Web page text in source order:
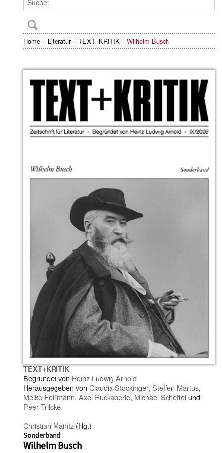
Home Literatur TEXT+KRITIK Wilhelm Busch
TEXT+KRITIK
Begründet von Heinz Ludwig Arnold
Herausgegeben von Claudia Stockinger, Steffen Martus,
Meike Feßmann, Axel Ruckaberle, Michael Scheffel und
Peer Trilcke
Christian Maintz (Hg.)
Sonderband
Wilhelm Busch